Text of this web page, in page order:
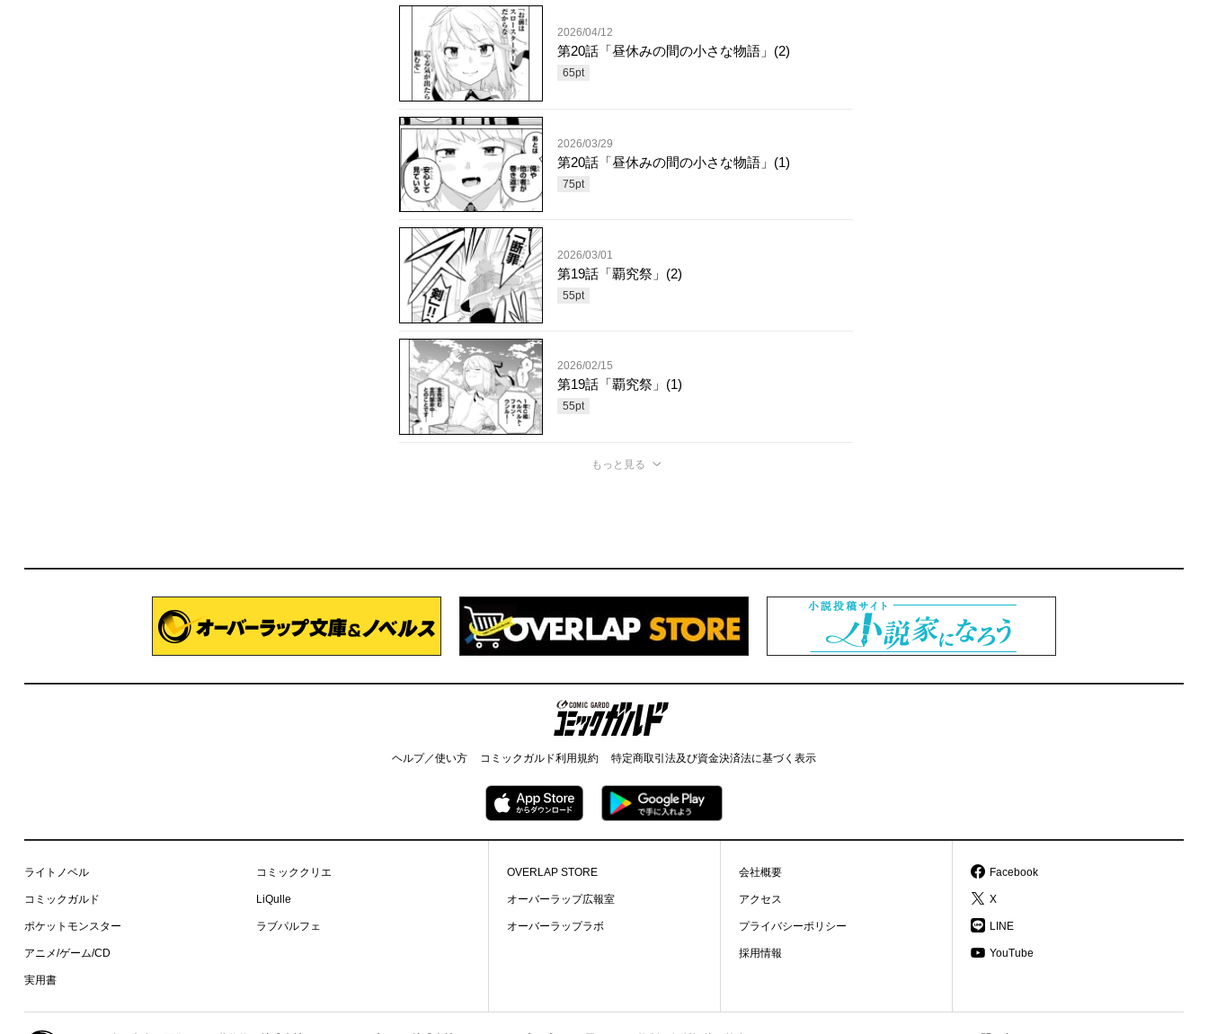
2026/04/12
第20話「昼休みの間の小さな物語」(2)
65pt
2026/03/29
第20話「昼休みの間の小さな物語」(1)
75pt
2026/03/01
第19話「覇究祭」(2)
55pt
2026/02/15
第19話「覇究祭」(1)
55pt
もっと見る
コミックガルド
ヘルプ／使い方 コミックガルド利用規約 特定商取引法及び資金決済法に基づく表示
ライトノベル
コミックガルド
ポケットモンスター
アニメ/ゲーム/CD
実用書
コミッククリエ
LiQulle
ラブパルフェ
OVERLAP STORE
オーバーラップ広報室
オーバーラップラボ
会社概要
アクセス
プライバシーポリシー
採用情報
Facebook
X
LINE
YouTube